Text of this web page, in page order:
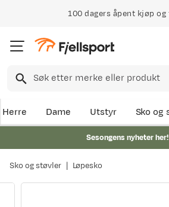
Herre Dame Utstyr Sko og
Sesongens nyheter her!
Sko og støvler Løpesko